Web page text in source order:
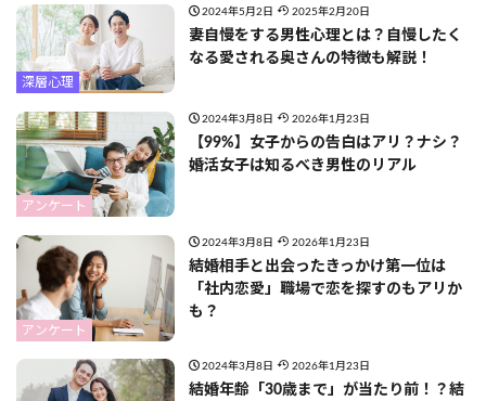
深層心理
2024年5月2日 2025年2月20日
妻自慢をする男性心理とは？自慢したく
なる愛される奥さんの特徴も解説！
アンケート
2024年3月8日 2026年1月23日
【99%】女子からの告白はアリ？ナシ？
婚活女子は知るべき男性のリアル
アンケート
2024年3月8日 2026年1月23日
結婚相手と出会ったきっかけ第一位は
「社内恋愛」職場で恋を探すのもアリか
も？
2024年3月8日 2026年1月23日
結婚年齢「30歳まで」が当たり前！？結